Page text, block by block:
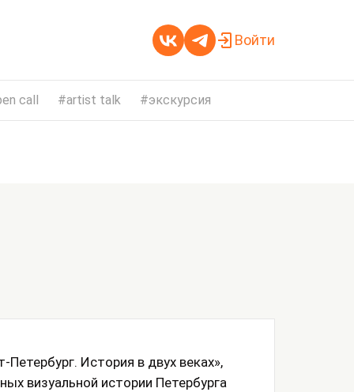
Войти
call artist talk экскурсия
История в двух веках»,
визуальной истории Петербурга